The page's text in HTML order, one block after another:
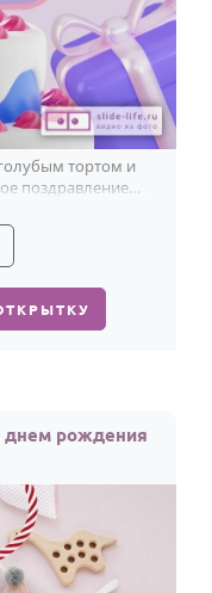
тортом и
поздравление
днем рождения